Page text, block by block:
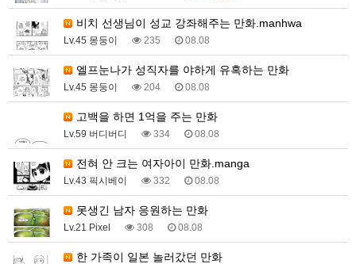
비치 선생님이 성교 강좌해주는 만화.manhwa
Lv.45 몽둥이 235 08.08
엘프눈나가 성직자를 야하게 유혹하는 만화
Lv.45 몽둥이 204 08.08
고백을 하면 1억을 주는 만화
Lv.59 버디버디 334 08.08
전혀 안 크는 여자아이 만화.manga
Lv.43 픽시베이 332 08.08
못생긴 남자 응원하는 만화
Lv.21 Pixel 308 08.08
한 가족이 일본 놀러갔던 만화